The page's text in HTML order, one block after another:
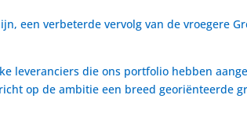
een verbeterde vervolg van de vroegere
leveranciers die ons portfolio hebben
op de ambitie een breed georiënteerde